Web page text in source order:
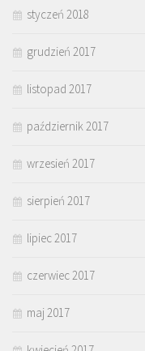
styczeń 2018
grudzień 2017
listopad 2017
październik 2017
wrzesień 2017
sierpień 2017
lipiec 2017
czerwiec 2017
maj 2017